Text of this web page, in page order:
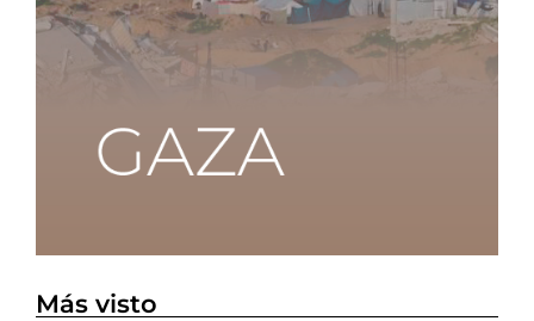
Más visto